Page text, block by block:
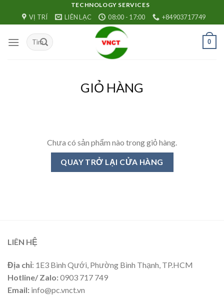
TECHNOLOGY SERVICES
VỊ TRÍ LIÊN LẠC 08:00 - 17:00 +84903717749
0
GIỎ HÀNG
Chưa có sản phẩm nào trong giỏ hàng.
QUAY TRỞ LẠI CỬA HÀNG
LIÊN HỆ
Địa chỉ: 1E3 Bình Qưới, Phường Bình Thạnh, TP.HCM
Hotline/ Zalo:0903 717 749
Email: info@pc.vnct.vn